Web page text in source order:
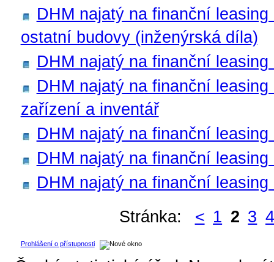
DHM najatý na finanční
ostatní budovy (inženýrská díla)
DHM najatý na finanční
DHM najatý na finanční
zařízení a inventář
DHM najatý na finanční
DHM najatý na finanční
DHM najatý na finanční leasing
Stránka:
< 1 2 3 4
Prohlášení o přístupnosti